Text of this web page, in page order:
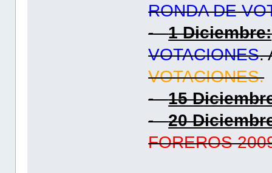
RONDA DE
-1 Diciembre:
VOTACIONES.
VOTACIONES.
-15
-20
FOREROS